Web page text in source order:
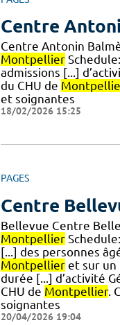
Centre
Centre Antonin
Montpellier
admissions [...]
du CHU de
et soignantes
18/02/2026 15:25
PAGES
Centre
Bellevue Centre
Montpellier
[...] des personnes
Montpellieret sur un
durée [...] d’activité
CHU de Montpellier.
soignantes
20/04/2026 19:04